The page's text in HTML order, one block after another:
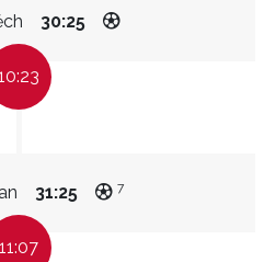
30:25
31:25 7
11:07